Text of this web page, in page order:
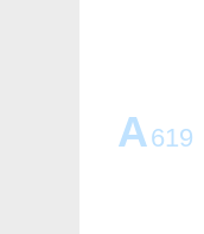
A619